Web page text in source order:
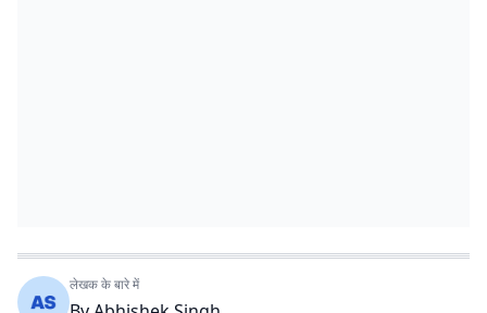
लेखक के बारे में